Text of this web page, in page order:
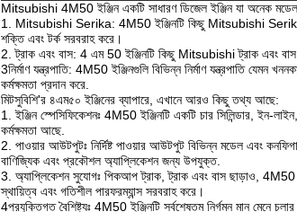
Mitsubishi 4M50 ইঞ্জিন একটি সাধারণ ডিজেল ইঞ্জিন যা অনেক মডেল
1. Mitsubishi Serika: 4M50 ইঞ্জিনটি কিছু Mitsubishi Serika
শক্তি এবং টর্ক সরবরাহ করে।
2. ট্রাক এবং বাস: 4 এম 50 ইঞ্জিনটি কিছু Mitsubishi ট্রাক এবং বাস
3নির্মাণ যন্ত্রপাতি: 4M50 ইঞ্জিনগুলি বিভিন্ন নির্মাণ যন্ত্রপাতি
কর্মক্ষমতা প্রদান করে.
মিটসুবিশি'র ৪এম৫০ ইঞ্জিনের ব্যাপারে, এখানে আরও কিছু তথ্য আছে:
1. ইঞ্জিন স্পেসিফিকেশনঃ 4M50 ইঞ্জিনটি একটি চার সিলিন্ডার, ইন-
কর্মক্ষমতা আছে.
2. পাওয়ার আউটপুটঃ নির্দিষ্ট পাওয়ার আউটপুট বিভিন্ন মডেল এবং
বাণিজ্যিক এবং প্রকৌশল অ্যাপ্লিকেশন জন্য উপযুক্ত.
3. অ্যাপ্লিকেশন সুযোগঃ পিকআপ ট্রাক, ট্রাক এবং বাস ছাড়াও, 4M50
স্থায়িত্ব এবং গতিশীল পারফরম্যান্স সরবরাহ করে।
4প্রযুক্তিগত বৈশিষ্ট্যঃ 4M50 ইঞ্জিনটি সর্বশেষতম নির্গমন মান মেনে